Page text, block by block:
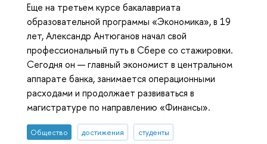
Еще на третьем курсе бакалавриата
образовательной программы «Экономика», в 19
лет, Александр Антюганов начал свой
профессиональный путь в Сбере со стажировки.
Сегодня он — главный экономист в центральном
аппарате банка, занимается операционными
расходами и продолжает развиваться в
магистратуре по направлению «Финансы».
Общество достижения студенты